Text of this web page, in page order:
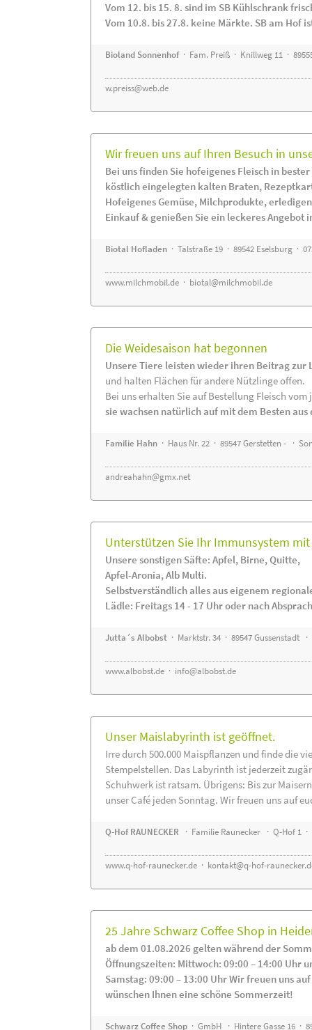
Vom 12. bis 15. 8. sind im SB Kühlschrank
Vom 10.8. bis 27.8. keine Märkte. SB am Hof
Bioland Sonnenhof· Fam. Preiß · Knillweg 11 ·
w.preiss@web.de
Wir freuen uns auf Ihren Besuch in
Bei uns finden Sie hofeigenes Fleisch in
köstlich eingelegten kalten Braten,
Hofeigenes Gemüse, Milchprodukte,
Einkauf & genießen Sie ein leckeres Angebot
Biotal Hofladen · Talstraße 19 · 89542 Eselsburg ·
www.milchmobil.de · biotal@milchmobil.de
Die Weidesaison hat begonnen
Unsere Tiere leisten wieder ihren Beitrag zur
und halten Flächen für andere Nützlinge offen.
Bei uns erhalten Sie auf Bestellung Fleisch
sie wachsen natürlich auf mit dem Besten aus
Familie Hahn · Haus Nr. 22 · 89547 Gerstetten - ·
andreahahn@gmx.net
Unterstützen Sie Ihr Immunsystem
Unsere sonstigen Säfte: Apfel, Birne, Quitte,
Apfel-Aronia, Alb Multi.
Selbstverständlich alles aus eigenem
Lädle: Freitags 14 - 17 Uhr oder nach
Jutta´s Albobst · Marktstr. 34 · 89547 Gussenstadt ·
www.albobst.de · info@albobst.de
Unser Maislabyrinth ist geöffnet.
Irre durch 500.000 Maispflanzen und finde die
Stempelstellen. Das Labyrinth ist jederzeit
Schuhwerk ist ratsam. Übrigens: Bis zur
unser Café jeden Sonntag. Wir freuen uns auf
Q-Hof RAUNECKER · Familie Raunecker · Q-Hof 1
www.q-hof-raunecker.de · kontakt@q-hof-
25 Jahre Schwarz Coffee Shop in
ab dem 01.08.2026 gelten während der
Öffnungszeiten: Mittwoch: 09:00 – 14:00 Uhr
Samstag: 09:00 – 13:00 Uhr Wir freuen uns
wünschen Ihnen eine schöne Sommerzeit!
Schwarz Coffee Shop · GmbH · Hintere Gasse 16 ·